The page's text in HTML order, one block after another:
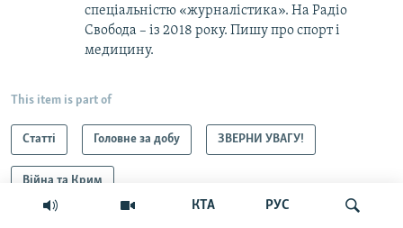
КТА РУС
спеціальністю «журналістика». На Радіо
Свобода – із 2018 року. Пишу про спорт і
медицину.
This item is part of
Статті Головне за добу ЗВЕРНИ УВАГУ!
Війна та Крим